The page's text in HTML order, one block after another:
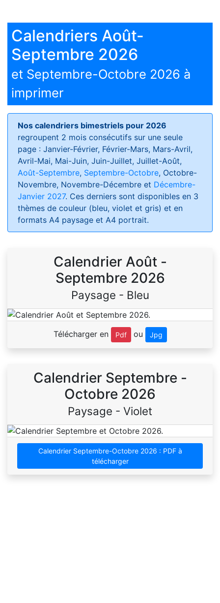
Calendriers Août-
Septembre 2026
et Septembre-Octobre 2026 à
imprimer
Nos calendriers bimestriels pour 2026
regroupent 2 mois consécutifs sur une seule
page : Janvier-Février, Février-Mars, Mars-Avril,
Avril-Mai, Mai-Juin, Juin-Juillet, Juillet-Août,
Août-Septembre, Septembre-Octobre, Octobre-
Novembre, Novembre-Décembre et Décembre-
Janvier 2027. Ces derniers sont disponibles en 3
thèmes de couleur (bleu, violet et gris) et en
formats A4 paysage et A4 portrait.
Calendrier Août -
Septembre 2026
Paysage - Bleu
Télécharger en Pdf ou Jpg
Calendrier Septembre -
Octobre 2026
Paysage - Violet
Calendrier Septembre-Octobre 2026 : PDF à
télécharger